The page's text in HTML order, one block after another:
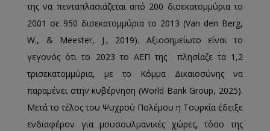
της να πενταπλασιάζεται από 200 δισεκατομμύρια το
2001 σε 950 δισεκατομμύρια το 2013 (Van den Berg,
W., & Meester, J., 2019). Αξιοσημείωτο είναι το
γεγονός ότι το 2023 το ΑΕΠ της πλησίαζε τα 1,2
τρισεκατομμύρια, με το Κόμμα Δικαιοσύνης να
παραμένει στην κυβέρνηση (World Bank Group, 2025).
Μετά το τέλος του Ψυχρού Πολέμου η Τουρκία έδειξε
ενδιαφέρον για μουσουλμανικές χώρες, τόσο της